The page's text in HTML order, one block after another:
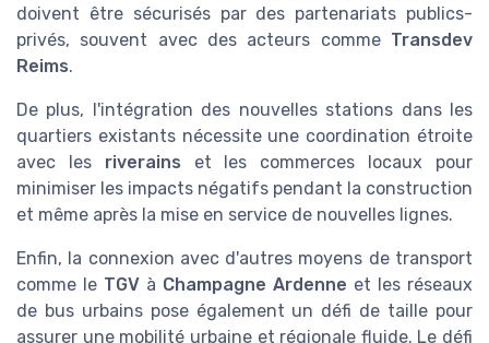
doivent être sécurisés par des partenariats publics-
privés, souvent avec des acteurs comme Transdev
Reims.
De plus, l'intégration des nouvelles stations dans les
quartiers existants nécessite une coordination étroite
avec les riverains et les commerces locaux pour
minimiser les impacts négatifs pendant la construction
et même après la mise en service de nouvelles lignes.
Enfin, la connexion avec d'autres moyens de transport
comme le TGV à Champagne Ardenne et les réseaux
de bus urbains pose également un défi de taille pour
assurer une mobilité urbaine et régionale fluide. Le défi